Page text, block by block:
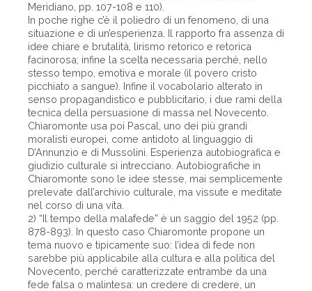
Meridiano, pp. 107-108 e 110).
In poche righe c’è il poliedro di un fenomeno, di una
situazione e di un’esperienza. Il rapporto fra assenza di
idee chiare e brutalità, lirismo retorico e retorica
facinorosa; infine la scelta necessaria perché, nello
stesso tempo, emotiva e morale (il povero cristo
picchiato a sangue). Infine il vocabolario alterato in
senso propagandistico e pubblicitario, i due rami della
tecnica della persuasione di massa nel Novecento.
Chiaromonte usa poi Pascal, uno dei più grandi
moralisti europei, come antidoto al linguaggio di
D’Annunzio e di Mussolini. Esperienza autobiografica e
giudizio culturale si intrecciano. Autobiografiche in
Chiaromonte sono le idee stesse, mai semplicemente
prelevate dall’archivio culturale, ma vissute e meditate
nel corso di una vita.
2) “Il tempo della malafede” è un saggio del 1952 (pp.
878-893). In questo caso Chiaromonte propone un
tema nuovo e tipicamente suo: l’idea di fede non
sarebbe più applicabile alla cultura e alla politica del
Novecento, perché caratterizzate entrambe da una
fede falsa o malintesa: un credere di credere, un